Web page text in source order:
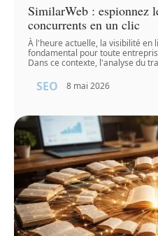
SimilarWeb : espionnez
concurrents en un clic
À l'heure actuelle, la visibilité en
fondamental pour toute
Dans ce contexte, l'analyse du
SEO 8 mai 2026